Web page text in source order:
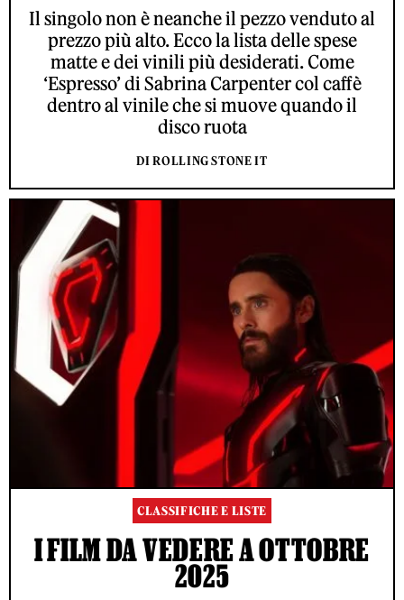
Il singolo non è neanche il pezzo venduto al
prezzo più alto. Ecco la lista delle spese
matte e dei vinili più desiderati. Come
‘Espresso’ di Sabrina Carpenter col caffè
dentro al vinile che si muove quando il
disco ruota
DI ROLLING STONE IT
CLASSIFICHE E LISTE
I FILM DA VEDERE A OTTOBRE
2025